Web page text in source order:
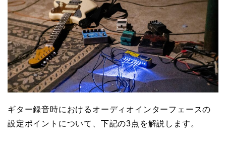
ギター録音時におけるオーディオインターフェースの
設定ポイントについて、下記の3点を解説します。